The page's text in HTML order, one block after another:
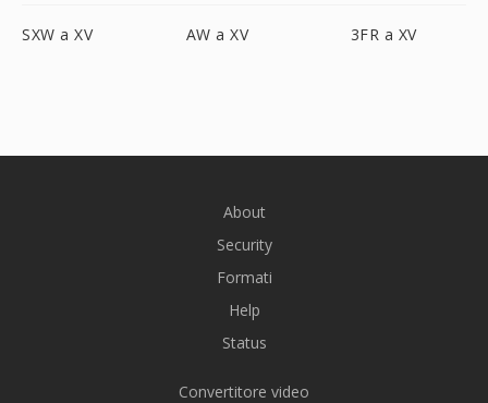
SXW a XV AW a XV 3FR a XV
About
Security
Formati
Help
Status
Convertitore video